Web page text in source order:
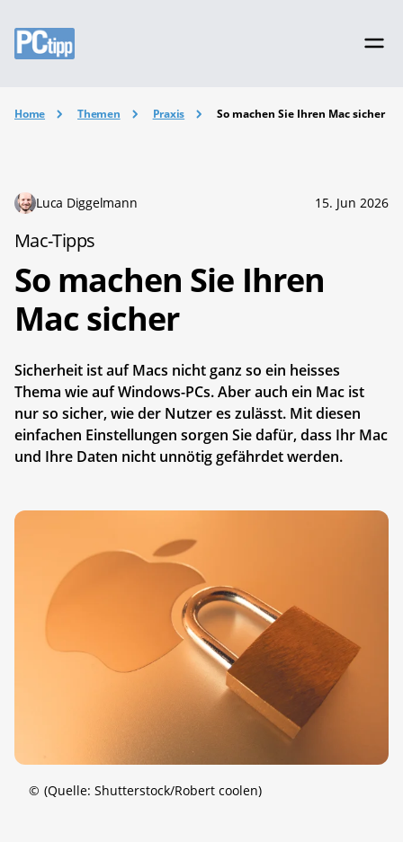
Home Themen Praxis So machen Sie Ihren Mac sicher
Luca Diggelmann 15. Jun 2026
Mac-Tipps
So machen Sie Ihren
Mac sicher
Sicherheit ist auf Macs nicht ganz so ein heisses
Thema wie auf Windows-PCs. Aber auch ein Mac ist
nur so sicher, wie der Nutzer es zulässt. Mit diesen
einfachen Einstellungen sorgen Sie dafür, dass Ihr Mac
und Ihre Daten nicht unnötig gefährdet werden.
© (Quelle: Shutterstock/Robert coolen)